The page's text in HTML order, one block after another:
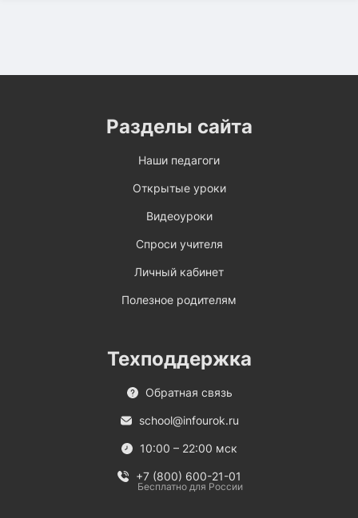
Разделы сайта
Наши педагоги
Открытые уроки
Видеоуроки
Спроси учителя
Личный кабинет
Полезное родителям
Техподдержка
Обратная связь
school@infourok.ru
10:00 – 22:00 мск
+7 (800) 600-21-01
Бесплатно для России